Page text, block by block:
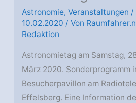
Astronomie,Veranstaltungen /
10.02.2020 / Von
Redaktion
Astronomietag am Samstag,
März 2020. Sonderprogramm
Besucherpavillon am
Effelsberg. Eine Information